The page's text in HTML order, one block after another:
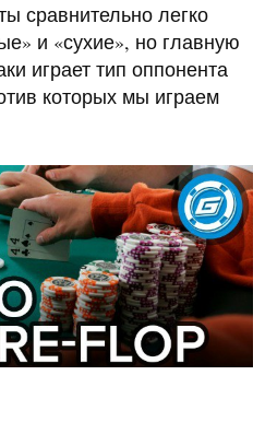
сравнительно легко
и «сухие», но главную
играет тип оппонента
которых мы играем